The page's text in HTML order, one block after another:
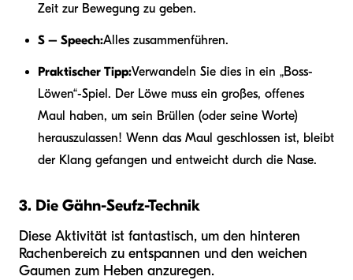
Zeit zur Bewegung zu geben.
S – Speech:Alles zusammenführen.
Praktischer Tipp:Verwandeln Sie dies in ein „Boss-
Löwen“-Spiel. Der Löwe muss ein großes, offenes
Maul haben, um sein Brüllen (oder seine Worte)
herauszulassen! Wenn das Maul geschlossen ist, bleibt
der Klang gefangen und entweicht durch die Nase.
3. Die Gähn-Seufz-Technik
Diese Aktivität ist fantastisch, um den hinteren
Rachenbereich zu entspannen und den weichen
Gaumen zum Heben anzuregen.